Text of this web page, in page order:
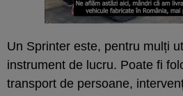
Un Sprinter este, pentru mulți
instrument de lucru. Poate fi
transport de persoane,